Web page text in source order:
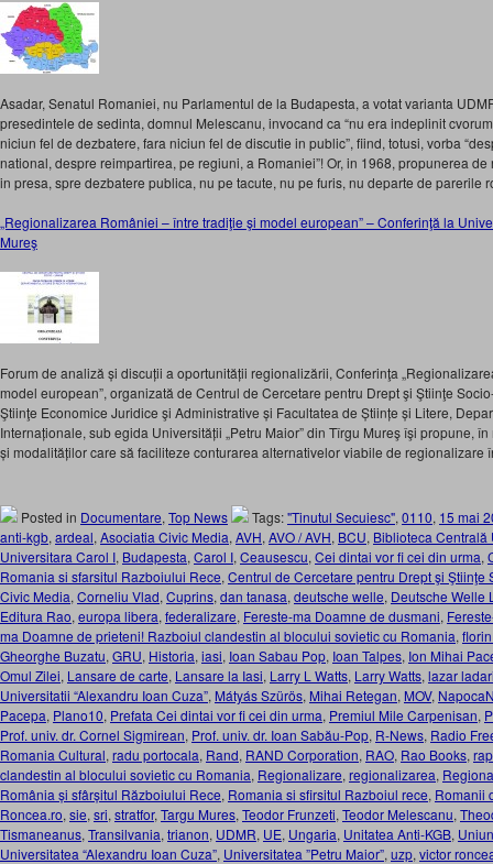
Asadar, Senatul Romaniei, nu Parlamentul de la Budapesta, a votat varianta
presedintele de sedinta, domnul Melescanu, invocand ca “nu era indeplinit
niciun fel de dezbatere, fara niciun fel de discutie in public”, fiind, totusi, vorba
national, despre reimpartirea, pe regiuni, a Romaniei”! Or, in 1968, propunerea
in presa, spre dezbatere publica, nu pe tacute, nu pe furis, nu departe de parerile
„Regionalizarea României – între tradiţie şi model european” – Conferinţă la
Mureş
Forum de analiză și discuții a oportunității regionalizării, Conferinţa
model european”, organizată de Centrul de Cercetare pentru Drept şi Ştiinţe
Ştiinţe Economice Juridice şi Administrative și Facultatea de Științe și Litere,
Internaționale, sub egida Universității „Petru Maior” din Tîrgu Mureş îşi propune,
și modalităților care să faciliteze conturarea alternativelor viabile de regionalizare
Posted in Documentare, Top News Tags:"Tinutul Secuiesc", 0110, 15 mai
anti-kgb, ardeal, Asociatia Civic Media, AVH, AVO / AVH, BCU, Biblioteca Centrală
Universitara Carol I, Budapesta, Carol I, Ceausescu, Cei dintai vor fi cei din urma,
Romania si sfarsitul Razboiului Rece, Centrul de Cercetare pentru Drept şi Ştiinţe
Civic Media, Corneliu Vlad, Cuprins, dan tanasa, deutsche welle, Deutsche Welle
Editura Rao, europa libera, federalizare, Fereste-ma Doamne de dusmani,
ma Doamne de prieteni! Razboiul clandestin al blocului sovietic cu Romania,
Gheorghe Buzatu, GRU, Historia, iasi, Ioan Sabau Pop, Ioan Talpes, Ion Mihai
Omul Zilei, Lansare de carte, Lansare la Iasi, Larry L Watts, Larry Watts, lazar
Universitatii “Alexandru Ioan Cuza”, Mátyás Szürös, Mihai Retegan, MOV,
Pacepa, Plano10, Prefata Cei dintai vor fi cei din urma, Premiul Mile Carpenisan,
Prof. univ. dr. Cornel Sigmirean, Prof. univ. dr. Ioan Sabău-Pop, R-News, Radio
Romania Cultural, radu portocala, Rand, RAND Corporation, RAO, Rao Books,
clandestin al blocului sovietic cu Romania, Regionalizare, regionalizarea,
România și sfârșitul Războiului Rece, Romania si sfirsitul Razboiul rece, Romanii
Roncea.ro, sie, sri, stratfor, Targu Mures, Teodor Frunzeti, Teodor Melescanu,
Tismaneanus, Transilvania, trianon, UDMR, UE, Ungaria, Unitatea Anti-KGB,
Universitatea “Alexandru Ioan Cuza”, Universitatea ”Petru Maior”, uzp, victor